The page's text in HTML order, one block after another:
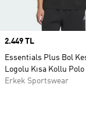
Price
2.449 TL
Essentials Plus Bol
Logolu Kısa Kollu
Erkek Sportswear